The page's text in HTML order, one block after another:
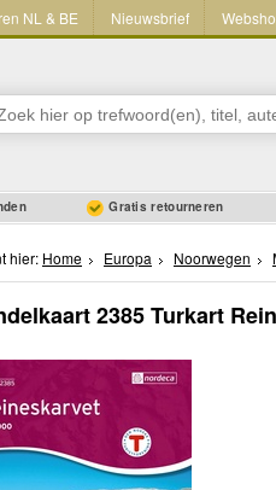
NL & BE Nieuwsbrief
Gratis retourneren
hier: Home Europa Noorwegen
2385 Turkart